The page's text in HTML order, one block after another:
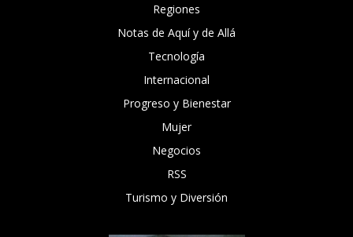
Regiones
Notas de Aquí y de Allá
Tecnología
Internacional
Progreso y Bienestar
Mujer
Negocios
RSS
Turismo y Diversión